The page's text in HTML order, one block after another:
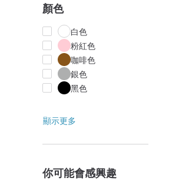
顏色
白色
粉紅色
咖啡色
銀色
黑色
顯示更多
你可能會感興趣